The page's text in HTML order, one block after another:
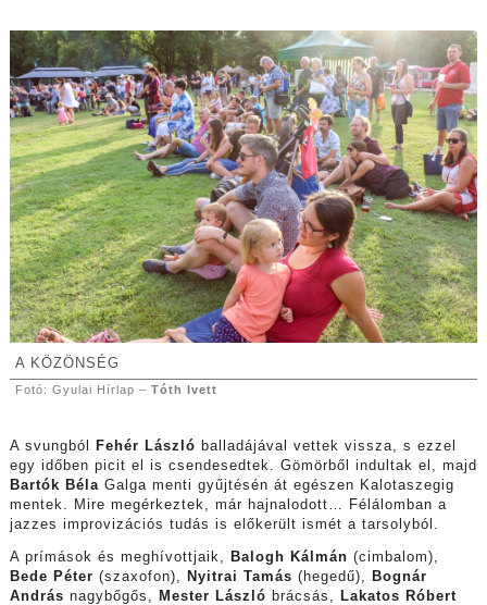
A KÖZÖNSÉG
Fotó: Gyulai Hírlap – Tóth Ivett
A svungból Fehér László balladájával vettek vissza, s ezzel
egy időben picit el is csendesedtek. Gömörből indultak el, majd
Bartók Béla Galga menti gyűjtésén át egészen Kalotaszegig
mentek. Mire megérkeztek, már hajnalodott… Félálomban a
jazzes improvizációs tudás is előkerült ismét a tarsolyból.
A prímások és meghívottjaik, Balogh Kálmán (cimbalom),
Bede Péter (szaxofon), Nyitrai Tamás (hegedű),
Bognár
András nagybőgős, Mester László brácsás, Lakatos Róbert